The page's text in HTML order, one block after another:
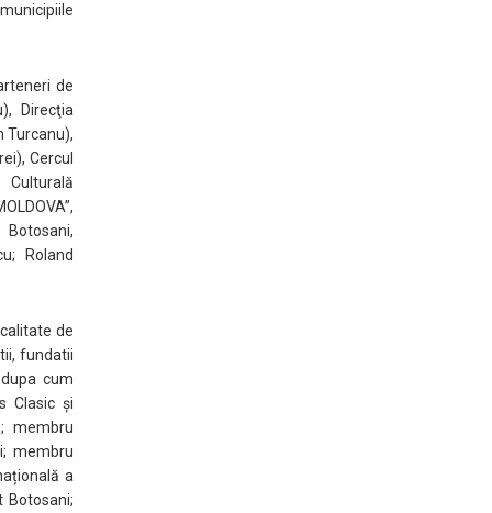
de
Direcţia
Turcanu),
Cercul
Culturală
Roland
de
fundatii
cum
Clasic și
membru
membru
a
Botosani;